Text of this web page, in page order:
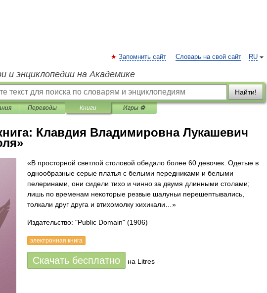
RU
Запомнить сайт Словарь на свой сайт
и энциклопедии на Академике
Найти!
Переводы Книги Игры ⚽
Клавдия Владимировна Лукашевич
«В просторной светлой столовой обедало более 60 девочек. Одетые в
однообразные серые платья с белыми передниками и белыми
пелеринами, они сидели тихо и чинно за двумя длинными столами;
лишь по временам некоторые резвые шалуньи перешептывались,
толкали друг друга и втихомолку хихикали…»
Издательство: "Public Domain" (1906)
электронная книга
Скачать бесплатно на Litres